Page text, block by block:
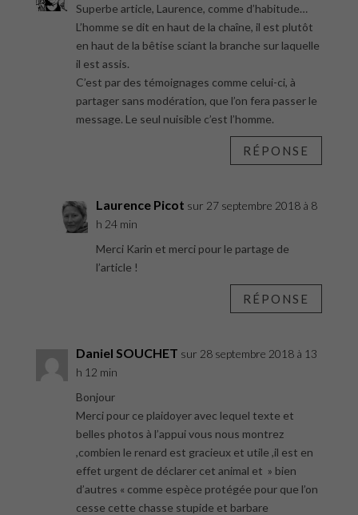
Superbe article, Laurence, comme d’habitude…
L’homme se dit en haut de la chaîne, il est plutôt
en haut de la bêtise sciant la branche sur laquelle
il est assis.
C’est par des témoignages comme celui-ci, à
partager sans modération, que l’on fera passer le
message. Le seul nuisible c’est l’homme.
RÉPONSE
Laurence Picot sur 27 septembre 2018 à 8
h 24 min
Merci Karin et merci pour le partage de
l’article !
RÉPONSE
Daniel SOUCHET sur 28 septembre 2018 à 13
h 12 min
Bonjour
Merci pour ce plaidoyer avec lequel texte et
belles photos à l’appui vous nous montrez
,combien le renard est gracieux et utile ,il est en
effet urgent de déclarer cet animal et » bien
d’autres « comme espèce protégée pour que l’on
cesse cette chasse stupide et barbare